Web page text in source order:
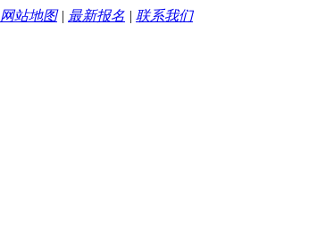
网站地图| 最新报名 | 联系我们